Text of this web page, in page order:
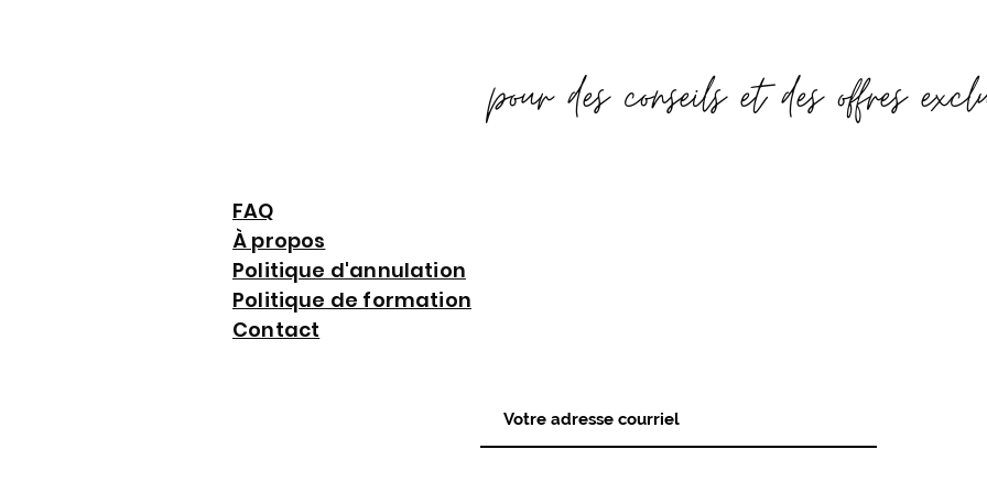
pour des conseils et des offres
FAQ
À propos
Politique d'annulation
Politique de formation
Contact